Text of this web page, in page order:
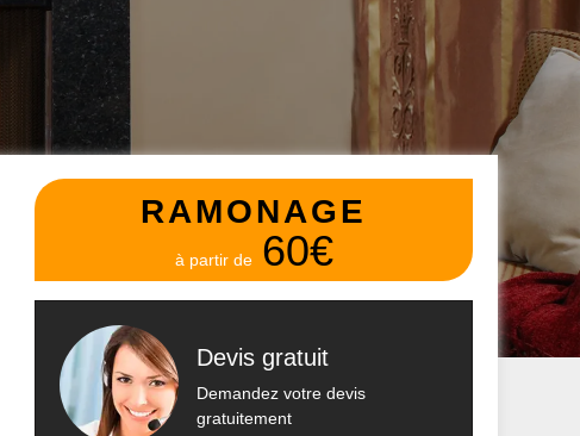
RAMONAGE
à partir de 60€
Devis gratuit
Demandez votre devis
gratuitement